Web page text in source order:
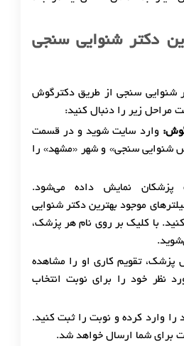
دکتر شنوایی سنجی
شنوایی سنجی از طریق دکترگوش
مراحل زیر را دنبال کنید:
وارد سایت شوید و در قسمت
سنجی» و شهر «مشهد» را
نمایش داده می‌شود.
موجود بهترین دکتر شنوایی
با کلیک بر روی نام هر پزشک،
پزشک، تقویم کاری او را مشاهده
نظر خود را برای نوبت انتخاب
را وارد کرده و نوبت را ثبت کنید.
برای شما ارسال خواهد شد.